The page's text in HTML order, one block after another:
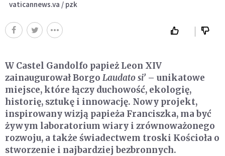
vaticannews.va / pzk
W Castel Gandolfo papież Leon XIV
zainaugurował Borgo Laudato si’ – unikatowe
miejsce, które łączy duchowość, ekologię,
historię, sztukę i innowację. Nowy projekt,
inspirowany wizją papieża Franciszka, ma być
żywym laboratorium wiary i zrównoważonego
rozwoju, a także świadectwem troski Kościoła o
stworzenie i najbardziej bezbronnych.